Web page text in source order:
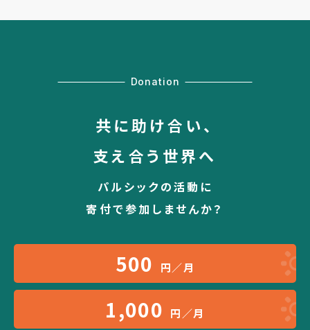
Donation
共に助け合い、
支え合う世界へ
パルシックの活動に
寄付で参加しませんか？
500 円／月
1,000 円／月